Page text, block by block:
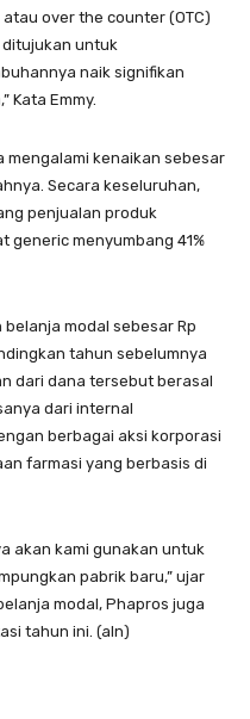
over the counter (OTC)
ditujukan untuk
naik signifikan
Kata Emmy.
mengalami kenaikan sebesar
Secara keseluruhan,
penjualan produk
generic menyumbang 41%
modal sebesar Rp
tahun sebelumnya
dari dana tersebut berasal
dari internal
berbagai aksi korporasi
farmasi yang berbasis di
akan kami gunakan untuk
pabrik baru,” ujar
modal, Phapros juga
tahun ini. (aln)